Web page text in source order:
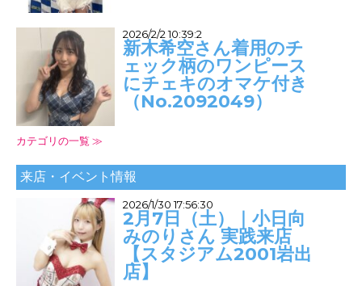
2026/2/2 10:39:2
新木希空さん着用のチ
ェック柄のワンピース
にチェキのオマケ付き
（No.2092049）
カテゴリの一覧 ≫
来店・イベント情報
2026/1/30 17:56:30
2月7日（土）｜小日向
みのりさん 実践来店
【スタジアム2001岩出
店】